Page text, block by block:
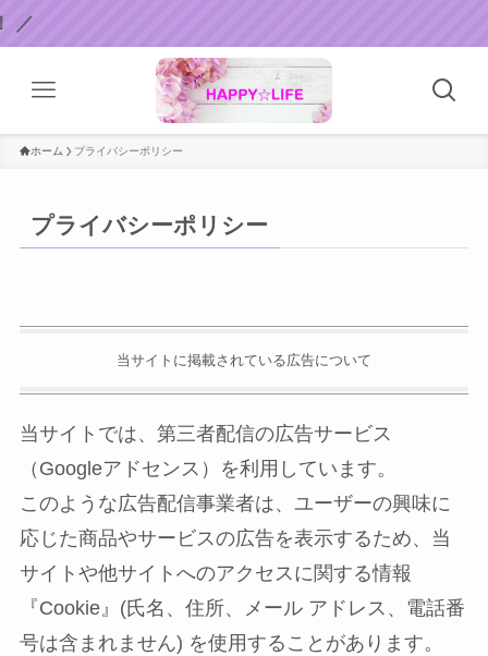
ホーム プライバシーポリシー
プライバシーポリシー
当サイトに掲載されている広告について
当サイトでは、第三者配信の広告サービス
（Googleアドセンス）を利用しています。
このような広告配信事業者は、ユーザーの興味に
応じた商品やサービスの広告を表示するため、当
サイトや他サイトへのアクセスに関する情報
『Cookie』(氏名、住所、メール アドレス、電話番
号は含まれません) を使用することがあります。